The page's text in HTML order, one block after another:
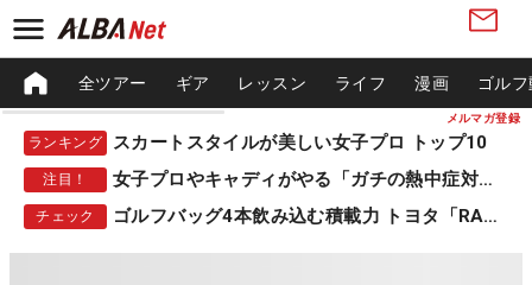
メルマガ登録
全ツアー ギア レッスン ライフ 漫画 ゴル
ランキング スカートスタイルが美しい女子プロ トップ10
注目！ 女子プロやキャディがやる「ガチの熱中症対策」
チェック ゴルフバッグ4本飲み込む積載力 トヨタ「RAV4」